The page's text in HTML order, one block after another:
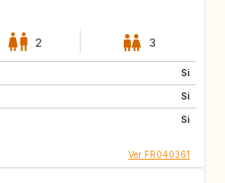
2 3
Si
Si
Si
Ver FR040361